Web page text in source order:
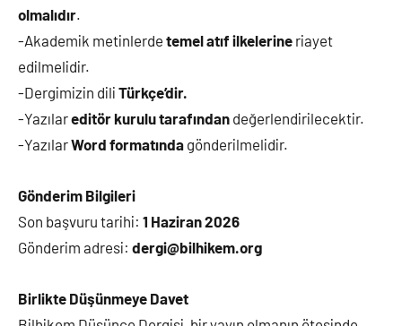
olmalıdır.
-Akademik metinlerde temel atıf ilkelerine riayet
edilmelidir.
-Dergimizin dili Türkçe’dir.
-Yazılareditör kurulu tarafından değerlendirilecektir.
-YazılarWord formatında gönderilmelidir.
Gönderim Bilgileri
Son başvuru tarihi: 1 Haziran 2026
Gönderim adresi: dergi@bilhikem.org
Birlikte Düşünmeye Davet